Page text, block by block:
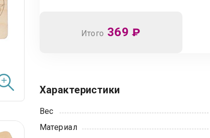
Итого 369 ₽
Характеристики
Вес
Материал